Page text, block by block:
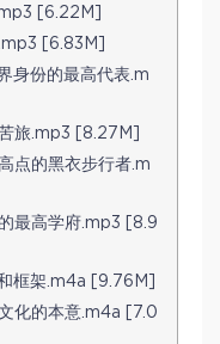
[6.22M]
[6.83M]
身份的最高代表.m
旅.mp3 [8.27M]
点的黑衣步行者.m
最高学府.mp3 [8.9
框架.m4a [9.76M]
化的本意.m4a [7.0